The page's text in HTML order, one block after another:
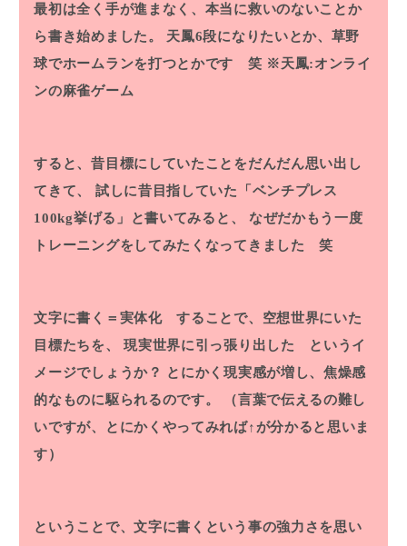
最初は全く手が進まなく、本当に救いのないことか
ら書き始めました。
天鳳6段になりたいとか、草野
球でホームランを打つとかです 笑 ※天鳳:オンライ
ンの麻雀ゲーム
すると、昔目標にしていたことをだんだん思い出し
てきて、
試しに昔目指していた「ベンチプレス
100kg挙げる」と書いてみると、
なぜだかもう一度
トレーニングをしてみたくなってきました 笑
文字に書く＝実体化 することで、空想世界にいた
目標たちを、
現実世界に引っ張り出した というイ
メージでしょうか？
とにかく現実感が増し、焦燥感
的なものに駆られるのです。
（言葉で伝えるの難し
いですが、とにかくやってみれば↑が分かると思いま
す）
ということで、文字に書くという事の強力さを思い